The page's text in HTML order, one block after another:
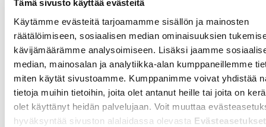
Tämä sivusto käyttää evästeitä
Käytämme evästeitä tarjoamamme sisällön ja mainosten
räätälöimiseen, sosiaalisen median ominaisuuksien
kävijämäärämme analysoimiseen. Lisäksi jaamme
median, mainosalan ja analytiikka-alan kumppaneillemme
miten käytät sivustoamme. Kumppanimme voivat yhdistää
tietoja muihin tietoihin, joita olet antanut heille tai joita on
olet käyttänyt heidän palvelujaan. Voit muuttaa
hyväksyntää sivuston alalaidassa olevasta Evästeasetukset
Radio Tutkan toisella
lähetysviikolla
pääteemana on
ystävyys
14.02.2023 UUTISET
Tällä viikolla lähetyksissä
näkyy ja kuuluu ystäväpäivä
sekä Suomen yksi suurin